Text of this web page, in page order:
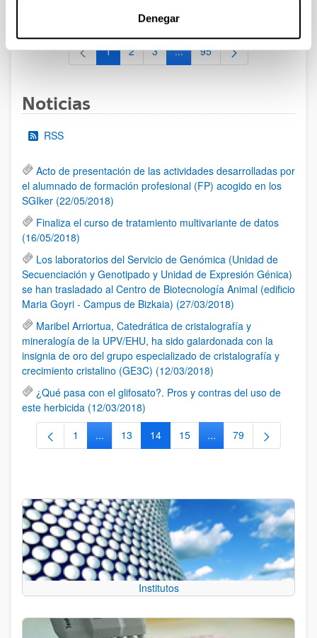
Denegar
Página
1 Página
2 Página
3 ...Páginas intermedias Use TAB
Página
95
Noticias
RSS
Acto de presentación de las actividades desarrolladas por
el alumnado de formación profesional (FP) acogido en los
SGIker (22/05/2018)
Finaliza el curso de tratamiento multivariante de datos
(16/05/2018)
Los laboratorios del Servicio de Genómica (Unidad de
Secuenciación y Genotipado y Unidad de Expresión Génica)
se han trasladado al Centro de Biotecnología Animal (edificio
Maria Goyri - Campus de Bizkaia) (27/03/2018)
Maribel Arriortua, Catedrática de cristalografía y
mineralogía de la UPV/EHU, ha sido galardonada con la
insignia de oro del grupo especializado de cristalografía y
crecimiento cristalino (GE3C) (12/03/2018)
¿Qué pasa con el glifosato?. Pros y contras del uso de
este herbicida (12/03/2018)
Página
1 ...Páginas intermedias Use TAB para desplazarse.
Página
13 Página
14 Página
15 ...Páginas intermedias
Página
79
Institutos